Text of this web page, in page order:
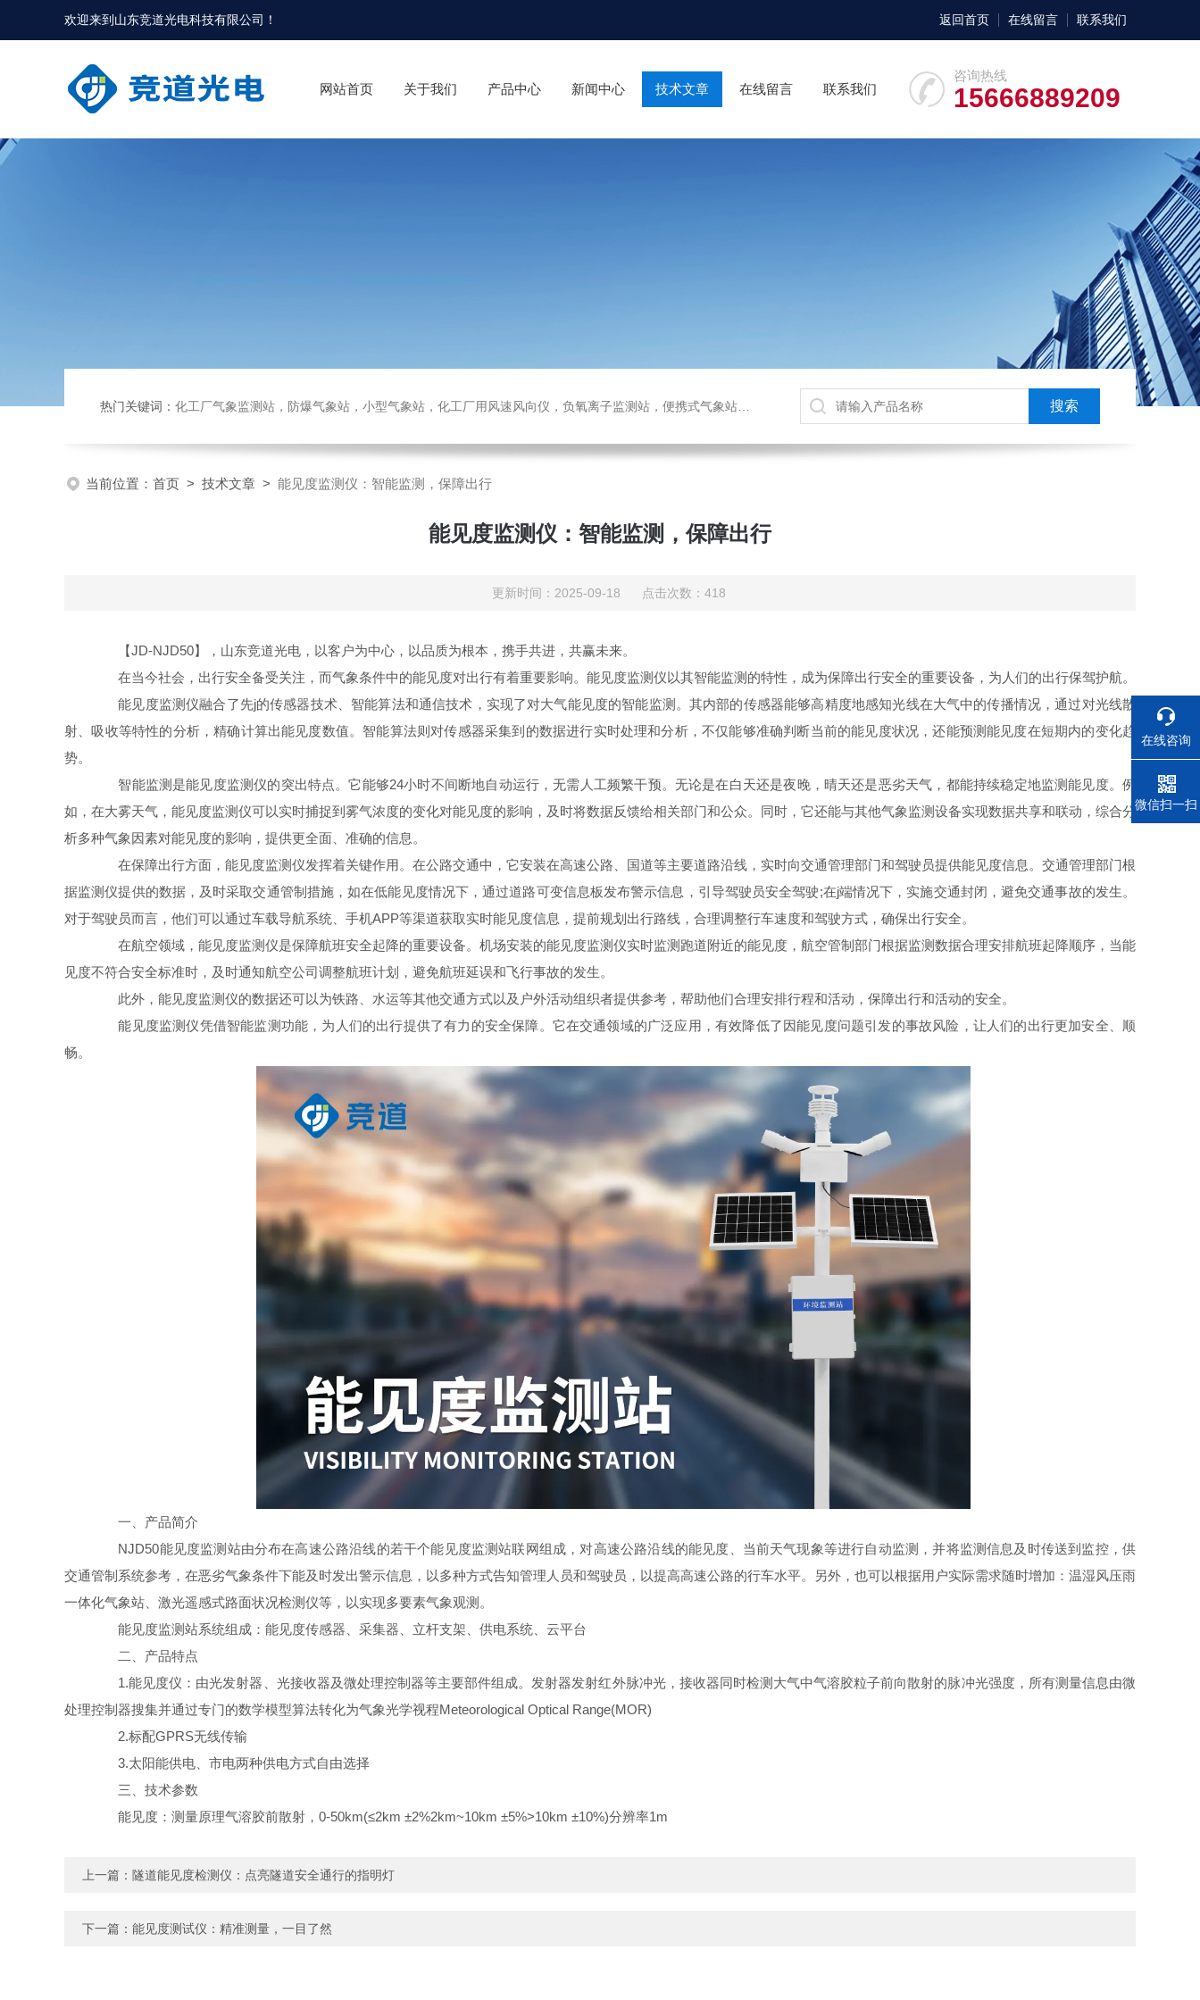
欢迎来到 山东竞道光电科技有限公司 ！ 返回首页 在线留言 联系我们
咨询热线
15666889209
网站首页 关于我们 产品中心 新闻中心 技术文章 在线留言 联系我们
热门关键词： 化工厂气象监测站，防爆气象站，小型气象站，化工厂用风速风向仪，负氧离子监测站，便携式气象站，水位监测站
当前位置： 首页 > 技术文章 > 能见度监测仪：智能监测，保障出行
能见度监测仪：智能监测，保障出行
更新时间：2025-09-18 点击次数：418
【JD-NJD50】，山东竞道光电，以客户为中心，以品质为根本，携手共进，共赢未来。
在当今社会，出行安全备受关注，而气象条件中的能见度对出行有着重要影响。能见度监测仪以其智能监测的特性，成为保障出行安全的重要设备，为人们的出行保驾护航。
能见度监测仪融合了先j的传感器技术、智能算法和通信技术，实现了对大气能见度的智能监测。其内部的传感器能够高精度地感知光线在大气中的传播情况，通过对光线散
射、吸收等特性的分析，精确计算出能见度数值。智能算法则对传感器采集到的数据进行实时处理和分析，不仅能够准确判断当前的能见度状况，还能预测能见度在短期内的变化趋
势。
智能监测是能见度监测仪的突出特点。它能够24小时不间断地自动运行，无需人工频繁干预。无论是在白天还是夜晚，晴天还是恶劣天气，都能持续稳定地监测能见度。例
如，在大雾天气，能见度监测仪可以实时捕捉到雾气浓度的变化对能见度的影响，及时将数据反馈给相关部门和公众。同时，它还能与其他气象监测设备实现数据共享和联动，综合分
析多种气象因素对能见度的影响，提供更全面、准确的信息。
在保障出行方面，能见度监测仪发挥着关键作用。在公路交通中，它安装在高速公路、国道等主要道路沿线，实时向交通管理部门和驾驶员提供能见度信息。交通管理部门根
据监测仪提供的数据，及时采取交通管制措施，如在低能见度情况下，通过道路可变信息板发布警示信息，引导驾驶员安全驾驶;在j端情况下，实施交通封闭，避免交通事故的发生。
对于驾驶员而言，他们可以通过车载导航系统、手机APP等渠道获取实时能见度信息，提前规划出行路线，合理调整行车速度和驾驶方式，确保出行安全。
在航空领域，能见度监测仪是保障航班安全起降的重要设备。机场安装的能见度监测仪实时监测跑道附近的能见度，航空管制部门根据监测数据合理安排航班起降顺序，当能
见度不符合安全标准时，及时通知航空公司调整航班计划，避免航班延误和飞行事故的发生。
此外，能见度监测仪的数据还可以为铁路、水运等其他交通方式以及户外活动组织者提供参考，帮助他们合理安排行程和活动，保障出行和活动的安全。
能见度监测仪凭借智能监测功能，为人们的出行提供了有力的安全保障。它在交通领域的广泛应用，有效降低了因能见度问题引发的事故风险，让人们的出行更加安全、顺
畅。
一、产品简介
NJD50能见度监测站由分布在高速公路沿线的若干个能见度监测站联网组成，对高速公路沿线的能见度、当前天气现象等进行自动监测，并将监测信息及时传送到监控，供
交通管制系统参考，在恶劣气象条件下能及时发出警示信息，以多种方式告知管理人员和驾驶员，以提高高速公路的行车水平。另外，也可以根据用户实际需求随时增加：温湿风压雨
一体化气象站、激光遥感式路面状况检测仪等，以实现多要素气象观测。
能见度监测站系统组成：能见度传感器、采集器、立杆支架、供电系统、云平台
二、产品特点
1.能见度仪：由光发射器、光接收器及微处理控制器等主要部件组成。发射器发射红外脉冲光，接收器同时检测大气中气溶胶粒子前向散射的脉冲光强度，所有测量信息由微
处理控制器搜集并通过专门的数学模型算法转化为气象光学视程Meteorological Optical Range(MOR)
2.标配GPRS无线传输
3.太阳能供电、市电两种供电方式自由选择
三、技术参数
能见度：测量原理气溶胶前散射，0-50km(≤2km ±2%2km~10km ±5%>10km ±10%)分辨率1m
上一篇： 隧道能见度检测仪：点亮隧道安全通行的指明灯
下一篇： 能见度测试仪：精准测量，一目了然
在线咨询
电话
微信扫一扫